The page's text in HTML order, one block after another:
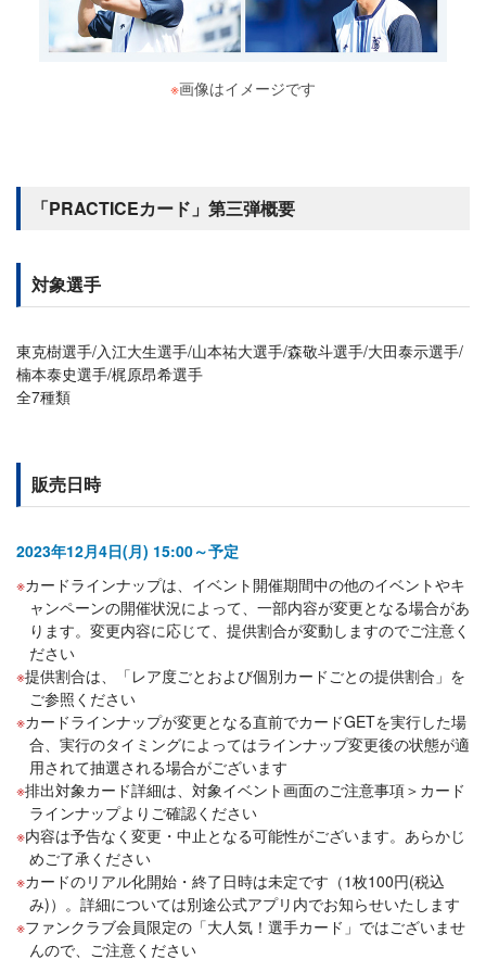
※画像はイメージです
「PRACTICEカード」第三弾概要
対象選手
東克樹選手/入江大生選手/山本祐大選手/森敬斗選手/大田泰示選手/
楠本泰史選手/梶原昂希選手
全7種類
販売日時
2023年12月4日(月) 15:00～予定
カードラインナップは、イベント開催期間中の他のイベントやキ
ャンペーンの開催状況によって、一部内容が変更となる場合があ
ります。変更内容に応じて、提供割合が変動しますのでご注意く
ださい
提供割合は、「レア度ごとおよび個別カードごとの提供割合」を
ご参照ください
カードラインナップが変更となる直前でカードGETを実行した場
合、実行のタイミングによってはラインナップ変更後の状態が適
用されて抽選される場合がございます
排出対象カード詳細は、対象イベント画面のご注意事項＞カード
ラインナップよりご確認ください
内容は予告なく変更・中止となる可能性がございます。あらかじ
めご了承ください
カードのリアル化開始・終了日時は未定です（1枚100円(税込
み)）。詳細については別途公式アプリ内でお知らせいたします
ファンクラブ会員限定の「大人気！選手カード」ではございませ
んので、ご注意ください